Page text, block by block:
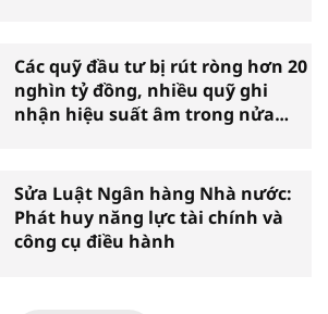
Các quỹ đầu tư bị rút ròng hơn 20
nghìn tỷ đồng, nhiều quỹ ghi
nhận hiệu suất âm trong nửa
Sửa Luật Ngân hàng Nhà nước:
Phát huy năng lực tài chính và
công cụ điều hành